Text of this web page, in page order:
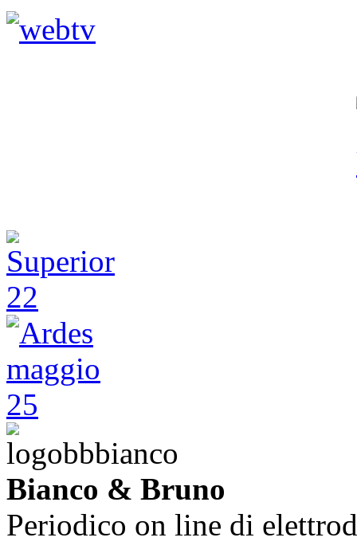
Bianco & Bruno
Periodico on line di